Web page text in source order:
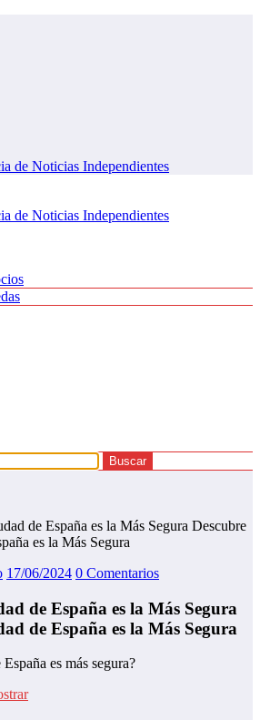
de España es la Más Segura Descubre
es la Más Segura
17/06/2024 0 Comentarios
de España es la Más Segura
de España es la Más Segura